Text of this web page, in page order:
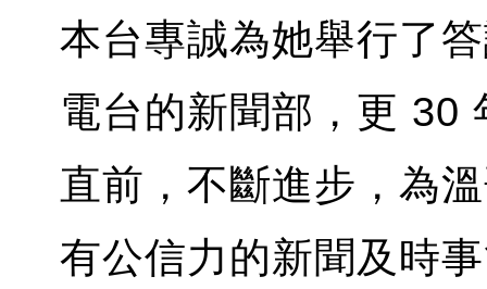
本台專誠為她舉行了
電台的新聞部，更 30
直前，不斷進步，為
有公信力的新聞及時